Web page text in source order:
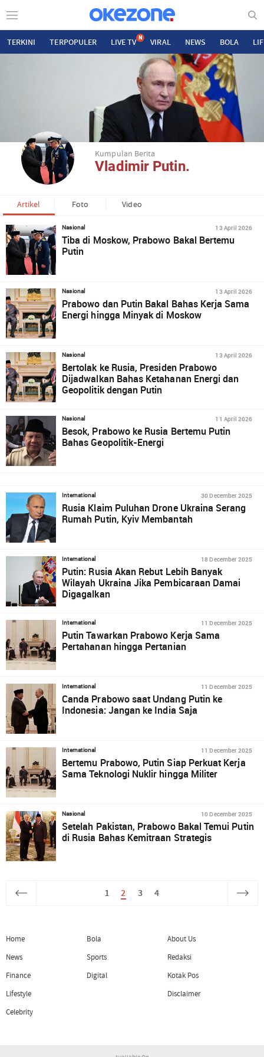
TERKINI TERPOPULER LIVE TV N VIRAL NEWS BOLA
Kumpulan Berita
Vladimir Putin.
Artikel Foto Video
Nasional 13 April 2026
Tiba di Moskow, Prabowo Bakal Bertemu
Putin
Nasional 13 April 2026
Prabowo dan Putin Bakal Bahas Kerja Sama
Energi hingga Minyak di Moskow
Nasional 13 April 2026
Bertolak ke Rusia, Presiden Prabowo
Dijadwalkan Bahas Ketahanan Energi dan
Geopolitik dengan Putin
Nasional 11 April 2026
Besok, Prabowo ke Rusia Bertemu Putin
Bahas Geopolitik-Energi
International 30 December 2025
Rusia Klaim Puluhan Drone Ukraina Serang
Rumah Putin, Kyiv Membantah
International 18 December 2025
Putin: Rusia Akan Rebut Lebih Banyak
Wilayah Ukraina Jika Pembicaraan Damai
Digagalkan
International 11 December 2025
Putin Tawarkan Prabowo Kerja Sama
Pertahanan hingga Pertanian
International 11 December 2025
Canda Prabowo saat Undang Putin ke
Indonesia: Jangan ke India Saja
International 11 December 2025
Bertemu Prabowo, Putin Siap Perkuat Kerja
Sama Teknologi Nuklir hingga Militer
Nasional 10 December 2025
Setelah Pakistan, Prabowo Bakal Temui Putin
di Rusia Bahas Kemitraan Strategis
1 2 3 4
Home
News
Finance
Lifestyle
Celebrity
Bola
Sports
Digital
About Us
Redaksi
Kotak Pos
Disclaimer